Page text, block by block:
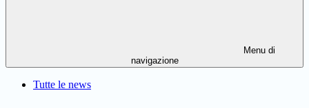
Menu di
navigazione
Tutte le news